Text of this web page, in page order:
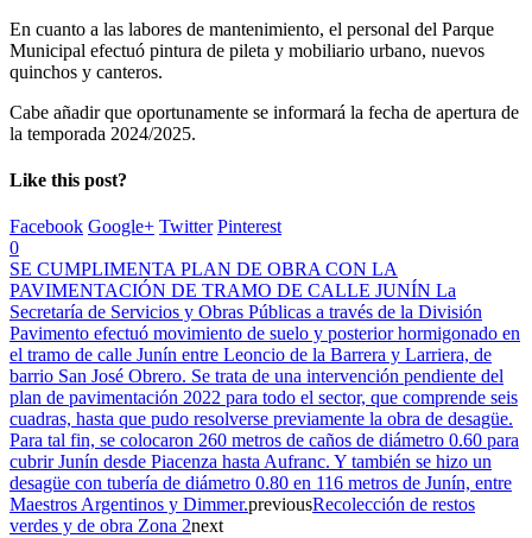
En cuanto a las labores de mantenimiento, el personal del Parque
Municipal efectuó pintura de pileta y mobiliario urbano, nuevos
quinchos y canteros.
Cabe añadir que oportunamente se informará la fecha de apertura de
la temporada 2024/2025.
Like this post?
Facebook Google+ Twitter Pinterest
0
SE CUMPLIMENTA PLAN DE OBRA CON LA
PAVIMENTACIÓN DE TRAMO DE CALLE JUNÍN La
Secretaría de Servicios y Obras Públicas a través de la División
Pavimento efectuó movimiento de suelo y posterior hormigonado en
el tramo de calle Junín entre Leoncio de la Barrera y Larriera, de
barrio San José Obrero. Se trata de una intervención pendiente del
plan de pavimentación 2022 para todo el sector, que comprende seis
cuadras, hasta que pudo resolverse previamente la obra de desagüe.
Para tal fin, se colocaron 260 metros de caños de diámetro 0.60 para
cubrir Junín desde Piacenza hasta Aufranc. Y también se hizo un
desagüe con tubería de diámetro 0.80 en 116 metros de Junín, entre
Maestros Argentinos y Dimmer.previousRecolección de restos
verdes y de obra Zona 2next